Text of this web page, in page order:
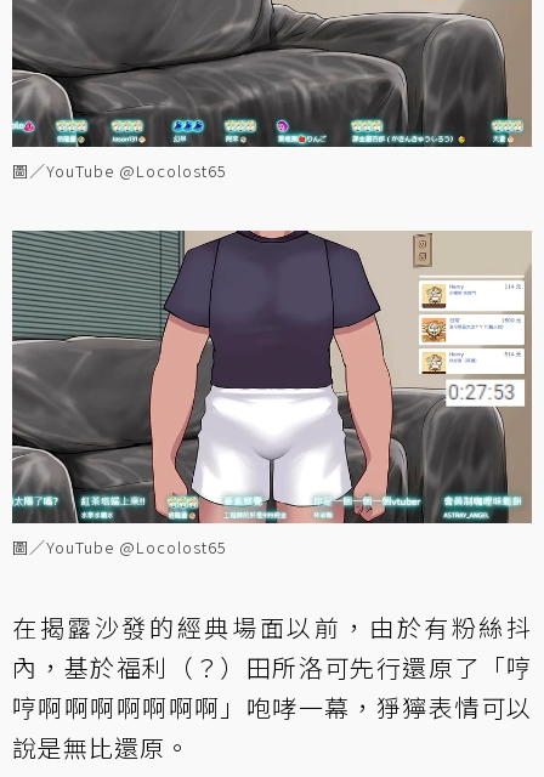
圖／YouTube @Locolost65
圖／YouTube @Locolost65
在揭露沙發的經典場面以前，由於有粉絲抖
內，基於福利（？）田所洛可先行還原了「哼
哼啊啊啊啊啊啊啊」咆哮一幕，猙獰表情可以
說是無比還原。